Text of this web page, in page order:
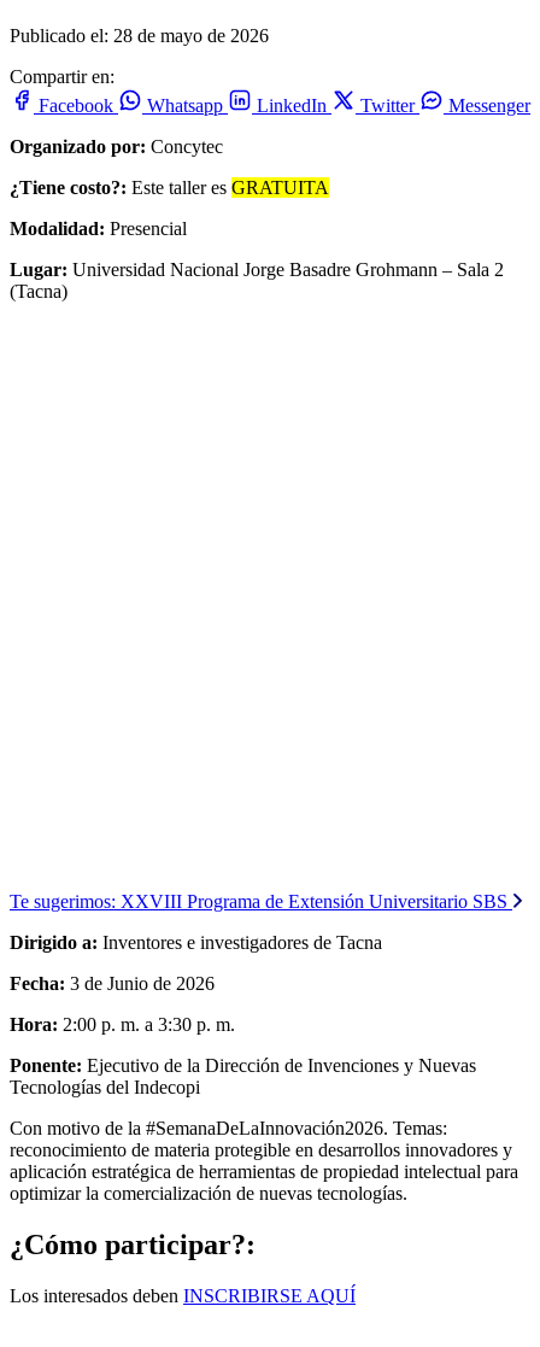
Publicado el: 28 de mayo de 2026
Compartir en:
Facebook
Whatsapp LinkedIn Twitter
Messenger
Organizado por: Concytec
¿Tiene costo?: Este taller es GRATUITA
Modalidad: Presencial
Lugar: Universidad Nacional Jorge Basadre Grohmann – Sala 2
(Tacna)
Te sugerimos: XXVIII Programa de Extensión Universitario SBS
Dirigido a: Inventores e investigadores de Tacna
Fecha: 3 de Junio de 2026
Hora: 2:00 p. m. a 3:30 p. m.
Ponente: Ejecutivo de la Dirección de Invenciones y Nuevas
Tecnologías del Indecopi
Con motivo de la #SemanaDeLaInnovación2026. Temas:
reconocimiento de materia protegible en desarrollos innovadores y
aplicación estratégica de herramientas de propiedad intelectual para
optimizar la comercialización de nuevas tecnologías.
¿Cómo participar?:
Los interesados deben INSCRIBIRSE AQUÍ